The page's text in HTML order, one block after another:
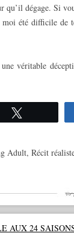
qu’il dégage. Si
été difficile de
véritable
Adult, Récit
AUX 24